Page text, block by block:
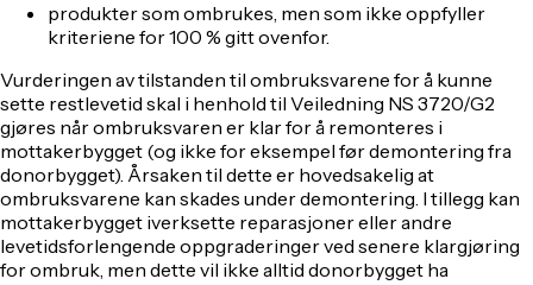
produkter som ombrukes, men som ikke oppfyller
kriteriene for 100 % gitt ovenfor.
Vurderingen av tilstanden til ombruksvarene for å kunne
sette restlevetid skal i henhold til Veiledning NS 3720/G2
gjøres når ombruksvaren er klar for å remonteres i
mottakerbygget (og ikke for eksempel før demontering fra
donorbygget). Årsaken til dette er hovedsakelig at
ombruksvarene kan skades under demontering. I tillegg kan
mottakerbygget iverksette reparasjoner eller andre
levetidsforlengende oppgraderinger ved senere klargjøring
for ombruk, men dette vil ikke alltid donorbygget ha